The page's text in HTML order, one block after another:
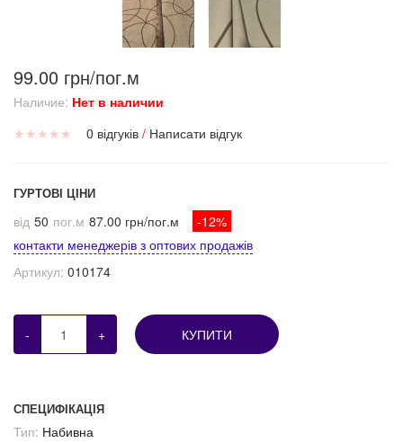
99.00 грн/пог.м
Наличие: Нет в наличии
★ ★ ★ ★ ★ 0 відгуків / Написати відгук
ГУРТОВІ ЦІНИ
від 50 пог.м 87.00 грн/пог.м
-12%
контакти менеджерів з оптових продажів
Артикул: 010174
- + КУПИТИ
СПЕЦИФІКАЦІЯ
Тип: Набивна